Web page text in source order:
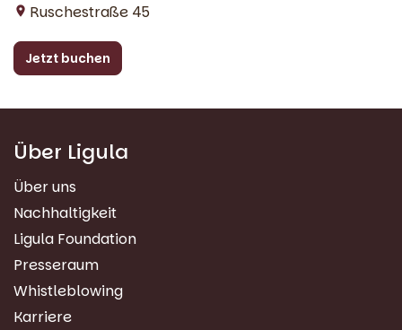
Ruschestraße 45
Jetzt buchen
Über Ligula
Über uns
Nachhaltigkeit
Ligula Foundation
Presseraum
Whistleblowing
Karriere